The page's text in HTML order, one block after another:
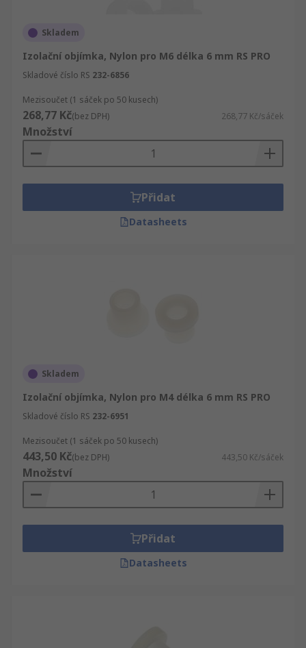
Skladem
Izolační objímka, Nylon pro M6 délka 6 mm RS PRO
Skladové číslo RS 232-6856
Mezisoučet (1 sáček po 50 kusech)
268,77 Kč(bez DPH) 268,77 Kč/sáček
Množství
Přidat
Datasheets
Skladem
Izolační objímka, Nylon pro M4 délka 6 mm RS PRO
Skladové číslo RS 232-6951
Mezisoučet (1 sáček po 50 kusech)
443,50 Kč(bez DPH) 443,50 Kč/sáček
Množství
Přidat
Datasheets